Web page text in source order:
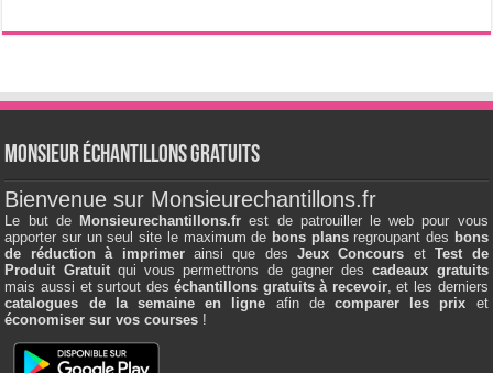
Monsieur échantillons Gratuits
Bienvenue sur Monsieurechantillons.fr
Le but de Monsieurechantillons.fr est de patrouiller le web pour vous
apporter sur un seul site le maximum de bons plansregroupant des bons
de réduction à imprimerainsi que desJeux Concours etTest de
Produit Gratuitqui vous permettrons de gagner descadeaux gratuits
mais aussi et surtout deséchantillons gratuits à recevoir, et les derniers
catalogues de la semaine en ligne afin de comparer les prix et
économiser sur vos courses !